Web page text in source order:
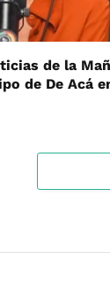
de la
de De Acá